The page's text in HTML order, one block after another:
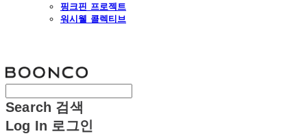
핑크핀 프로젝트
워시웰 콜렉티브
Search 검색
Log In 로그인